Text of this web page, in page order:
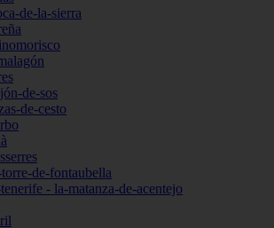
de-la-sierra
de-sos
de-cesto
de-fontaubella
- la-matanza-de-acentejo